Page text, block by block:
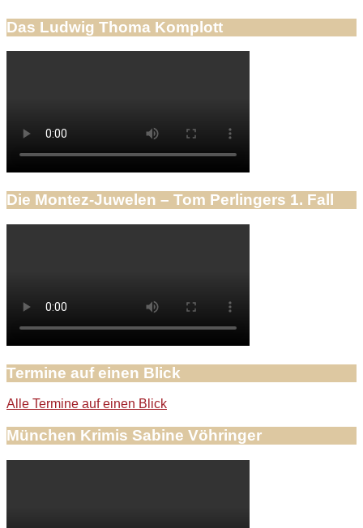
Das Ludwig Thoma Komplott
Die Montez-Juwelen – Tom Perlingers 1. Fall
Termine auf einen Blick
Alle Termine auf einen Blick
München Krimis Sabine Vöhringer